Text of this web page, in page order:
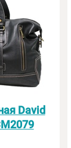
картинки:
David